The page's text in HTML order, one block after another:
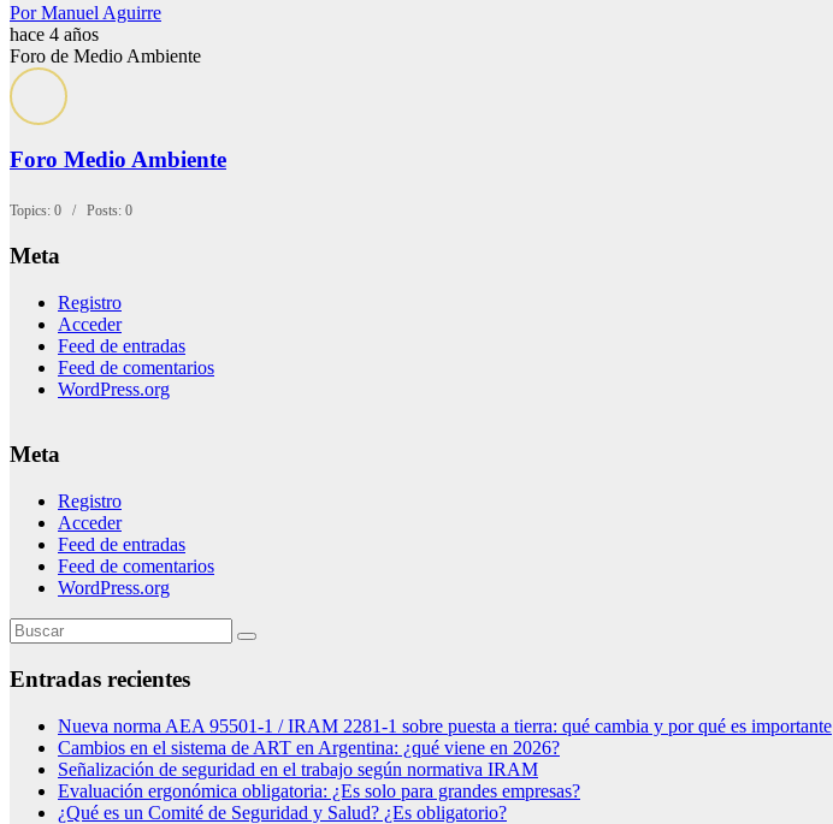
Por Manuel Aguirre
hace 4 años
Foro de Medio Ambiente
Foro Medio Ambiente
Topics: 0 / Posts: 0
Meta
Registro
Acceder
Feed de entradas
Feed de comentarios
WordPress.org
Meta
Registro
Acceder
Feed de entradas
Feed de comentarios
WordPress.org
Entradas recientes
Nueva norma AEA 95501-1 / IRAM 2281-1 sobre puesta a tierra: qué cambia y por qué es importante
Cambios en el sistema de ART en Argentina: ¿qué viene en 2026?
Señalización de seguridad en el trabajo según normativa IRAM
Evaluación ergonómica obligatoria: ¿Es solo para grandes empresas?
¿Qué es un Comité de Seguridad y Salud? ¿Es obligatorio?